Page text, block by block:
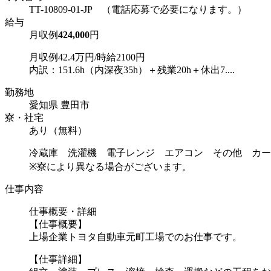
TT-10809-01-JP （電話応募で必要になります。）
給与
月収例424,000円
月収例42.4万円/時給2100円
内訳：151.6h（内深夜35h）＋残業20h＋休出7....
勤務地
愛知県 豊田市
寮・社宅
あり（無料）
冷蔵庫 洗濯機 電子レンジ エアコン その他 カー
※寮により異なる場合がございます。
仕事内容
仕事概要・詳細
【仕事概要】
上場企業トヨタ自動車元町工場でのお仕事です。
【仕事詳細】